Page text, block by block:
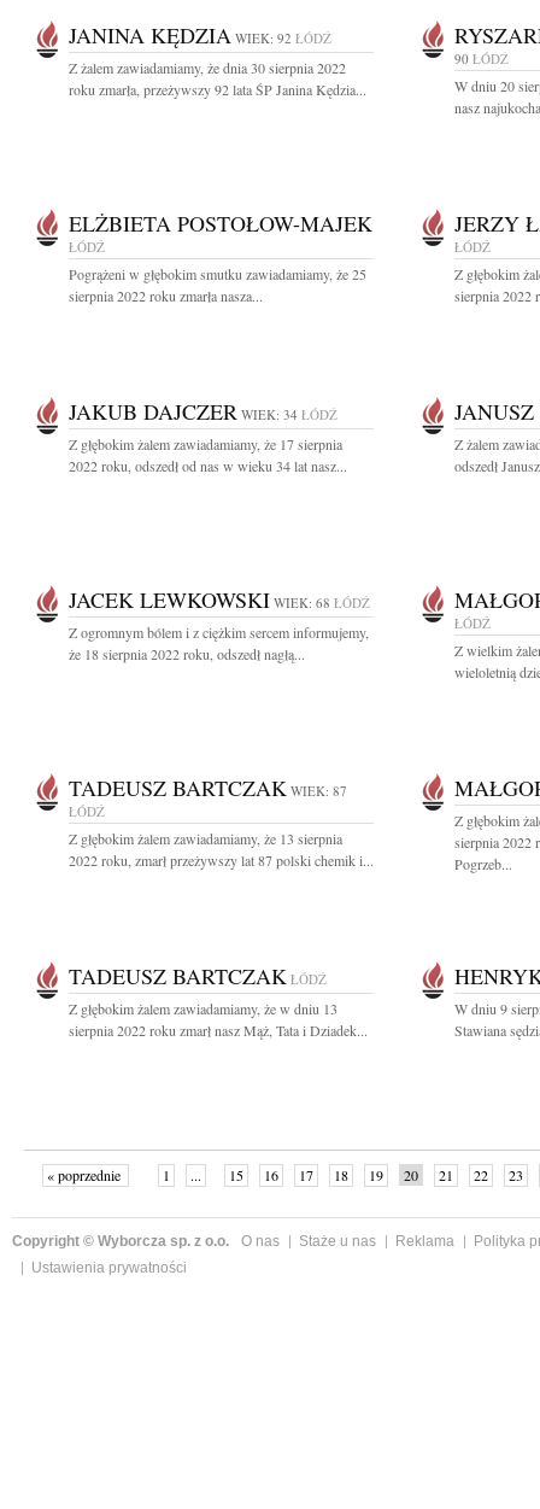
JANINA KĘDZIA WIEK: 92 ŁÓDŹ
Z żalem zawiadamiamy, że dnia 30 sierpnia 2022
roku zmarła, przeżywszy 92 lata ŚP Janina Kędzia...
90 ŁÓDŹ
W dniu 20
nasz
ELŻBIETA POSTOŁOW-MAJEK
ŁÓDŹ
Pogrążeni w głębokim smutku zawiadamiamy, że 25
sierpnia 2022 roku zmarła nasza...
JERZY
ŁÓDŹ
Z głębokim
sierpnia 2022
JAKUB DAJCZER WIEK: 34 ŁÓDŹ
Z głębokim żalem zawiadamiamy, że 17 sierpnia
2022 roku, odszedł od nas w wieku 34 lat nasz...
Z żalem
odszedł
JACEK LEWKOWSKI WIEK: 68 ŁÓDŹ
Z ogromnym bólem i z ciężkim sercem informujemy,
że 18 sierpnia 2022 roku, odszedł nagłą...
ŁÓDŹ
Z wielkim
wieloletnią
TADEUSZ BARTCZAK WIEK: 87
ŁÓDŹ
Z głębokim żalem zawiadamiamy, że 13 sierpnia
2022 roku, zmarł przeżywszy lat 87 polski chemik i...
Z głębokim
sierpnia 2022
Pogrzeb...
TADEUSZ BARTCZAK ŁÓDŹ
Z głębokim żalem zawiadamiamy, że w dniu 13
sierpnia 2022 roku zmarł nasz Mąż, Tata i Dziadek...
W dniu 9
Stawiana
« poprzednie 1 ... 15 16 17 18 19 20 21 22
23
Copyright © Wyborcza sp. z o.o. O nas Staże u nas Reklama
Polityka
Ustawienia prywatności